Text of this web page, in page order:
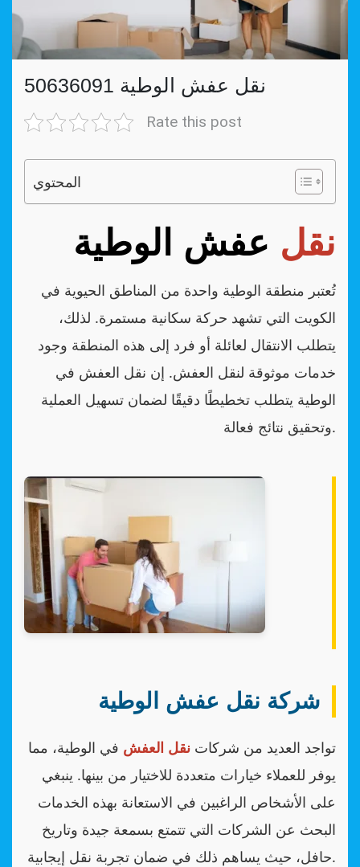
نقل عفش الوطية 50636091
Rate this post
المحتوي
نقل عفش الوطية
تُعتبر منطقة الوطية واحدة من المناطق الحيوية في
الكويت التي تشهد حركة سكانية مستمرة. لذلك،
يتطلب الانتقال لعائلة أو فرد إلى هذه المنطقة وجود
خدمات موثوقة لنقل العفش. إن نقل العفش في
الوطية يتطلب تخطيطًا دقيقًا لضمان تسهيل العملية
وتحقيق نتائج فعالة.
شركة نقل عفش الوطية
تواجد العديد من شركات نقل العفش في الوطية، مما
يوفر للعملاء خيارات متعددة للاختيار من بينها. ينبغي
على الأشخاص الراغبين في الاستعانة بهذه الخدمات
البحث عن الشركات التي تتمتع بسمعة جيدة وتاريخ
حافل، حيث يساهم ذلك في ضمان تجربة نقل إيجابية.